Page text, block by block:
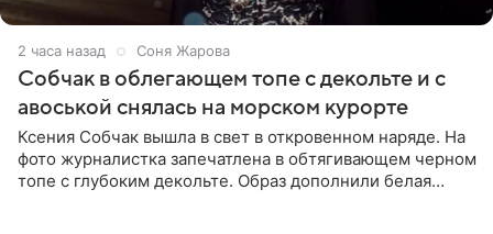
2 часа назад Соня Жарова
Собчак в облегающем топе с декольте и с
авоськой снялась на морском курорте
Ксения Собчак вышла в свет в откровенном наряде. На
фото журналистка запечатлена в обтягивающем черном
топе с глубоким декольте. Образ дополнили белая